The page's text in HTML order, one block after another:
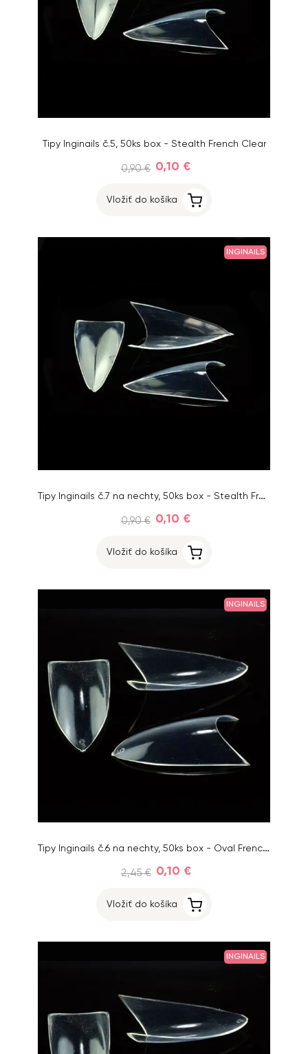
Tipy Inginails č.5, 50ks box - Stealth French Clear
0,90 € 0,10 €
Vložiť do košíka
INGINAILS
Tipy Inginails č.7 na nechty, 50ks box - Stealth French Clear
0,90 € 0,10 €
Vložiť do košíka
INGINAILS
Tipy Inginails č.6 na nechty, 50ks box - Oval French Clear
2,45 € 0,10 €
Vložiť do košíka
INGINAILS